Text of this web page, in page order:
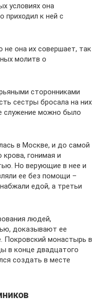
условиях она
приходил к ней с
не она их совершает, так
молитв о
сторонниками
сестры бросала на них
служение можно было
в Москве, и до самой
гонимая и
Но верующие в нее и
ее без помощи –
едой, а третьи
людей,
доказывают ее
Покровский монастырь в
в конце двадцатого
создать в месте